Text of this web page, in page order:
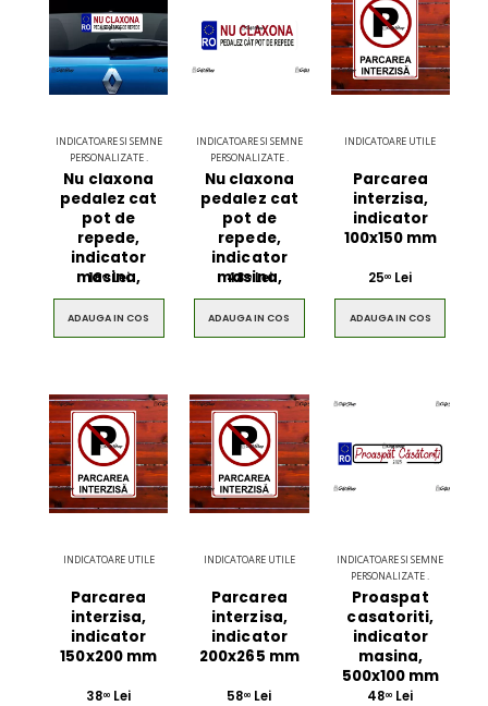
INDICATOARE SI SEMNE
PERSONALIZATE .
Nu claxona
pedalez cat
pot de
repede,
indicator
masina,
1800Lei
ADAUGA IN COS
INDICATOARE SI SEMNE
PERSONALIZATE .
Nu claxona
pedalez cat
pot de
repede,
indicator
masina,
4800Lei
ADAUGA IN COS
INDICATOARE UTILE
Parcarea
interzisa,
indicator
100x150 mm
2500 Lei
ADAUGA IN COS
INDICATOARE UTILE
Parcarea
interzisa,
indicator
150x200 mm
3800 Lei
INDICATOARE UTILE
Parcarea
interzisa,
indicator
200x265 mm
5800 Lei
INDICATOARE SI SEMNE
PERSONALIZATE .
Proaspat
casatoriti,
indicator
masina,
500x100 mm
4800 Lei